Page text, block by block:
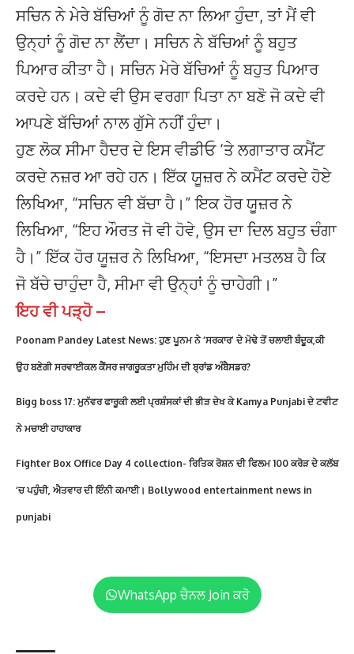
ਸਚਿਨ ਨੇ ਮੇਰੇ ਬੱਚਿਆਂ ਨੂੰ ਗੋਦ ਨਾ ਲਿਆ ਹੁੰਦਾ, ਤਾਂ ਮੈਂ ਵੀ
ਉਨ੍ਹਾਂ ਨੂੰ ਗੋਦ ਨਾ ਲੈਂਦਾ। ਸਚਿਨ ਨੇ ਬੱਚਿਆਂ ਨੂੰ ਬਹੁਤ
ਪਿਆਰ ਕੀਤਾ ਹੈ। ਸਚਿਨ ਮੇਰੇ ਬੱਚਿਆਂ ਨੂੰ ਬਹੁਤ ਪਿਆਰ
ਕਰਦੇ ਹਨ। ਕਦੇ ਵੀ ਉਸ ਵਰਗਾ ਪਿਤਾ ਨਾ ਬਣੋ ਜੋ ਕਦੇ ਵੀ
ਆਪਣੇ ਬੱਚਿਆਂ ਨਾਲ ਗੁੱਸੇ ਨਹੀਂ ਹੁੰਦਾ।
ਹੁਣ ਲੋਕ ਸੀਮਾ ਹੈਦਰ ਦੇ ਇਸ ਵੀਡੀਓ ‘ਤੇ ਲਗਾਤਾਰ ਕਮੈਂਟ
ਕਰਦੇ ਨਜ਼ਰ ਆ ਰਹੇ ਹਨ। ਇੱਕ ਯੂਜ਼ਰ ਨੇ ਕਮੈਂਟ ਕਰਦੇ ਹੋਏ
ਲਿਖਿਆ, “ਸਚਿਨ ਵੀ ਬੱਚਾ ਹੈ।” ਇਕ ਹੋਰ ਯੂਜ਼ਰ ਨੇ
ਲਿਖਿਆ, “ਇਹ ਔਰਤ ਜੋ ਵੀ ਹੋਵੇ, ਉਸ ਦਾ ਦਿਲ ਬਹੁਤ ਚੰਗਾ
ਹੈ।” ਇੱਕ ਹੋਰ ਯੂਜ਼ਰ ਨੇ ਲਿਖਿਆ, “ਇਸਦਾ ਮਤਲਬ ਹੈ ਕਿ
ਜੋ ਬੱਚੇ ਚਾਹੁੰਦਾ ਹੈ, ਸੀਮਾ ਵੀ ਉਨ੍ਹਾਂ ਨੂੰ ਚਾਹੇਗੀ।”
ਇਹ ਵੀ ਪੜ੍ਹੋ –
Poonam Pandey Latest News: ਹੁਣ ਪੂਨਮ ਨੇ ‘ਸਰਕਾਰ’ ਦੇ ਮੋਢੇ ਤੋਂ ਚਲਾਈ ਬੰਦੂਕ,ਕੀ
ਉਹ ਬਣੇਗੀ ਸਰਵਾਈਕਲ ਕੈਂਸਰ ਜਾਗਰੂਕਤਾ ਮੁਹਿੰਮ ਦੀ ਬ੍ਰਾਂਡ ਅੰਬੈਸਡਰ?
Bigg boss 17: ਮੁਨੱਵਰ ਫਾਰੂਕੀ ਲਈ ਪ੍ਰਸ਼ੰਸਕਾਂ ਦੀ ਭੀੜ ਦੇਖ ਕੇ Kamya Punjabi ਦੇ ਟਵੀਟ
ਨੇ ਮਚਾਈ ਹਾਹਾਕਾਰ
Fighter Box Office Day 4 collection- ਰਿਤਿਕ ਰੋਸ਼ਨ ਦੀ ਫਿਲਮ 100 ਕਰੋੜ ਦੇ ਕਲੱਬ
‘ਚ ਪਹੁੰਚੀ, ਐਤਵਾਰ ਦੀ ਇੰਨੀ ਕਮਾਈ। Bollywood entertainment news in
punjabi
WhatsApp ਚੈਨਲ Join ਕਰੋ